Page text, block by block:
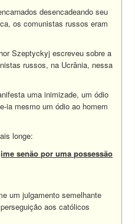
desencadeando seu
os comunistas russos eram
Szeptyckyj escreveu sobre a
russos, na Ucrânia, nessa
uma inimizade, um ódio
ia mesmo um ódio ao homem
longe:
senão por uma possessão
um julgamento semelhante
aos católicos